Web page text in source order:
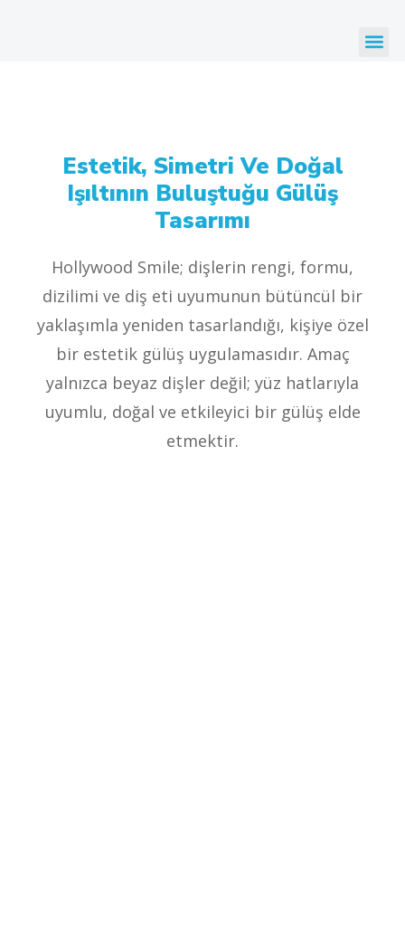
Estetik, Simetri Ve Doğal
Işıltının Buluştuğu Gülüş
Tasarımı
Hollywood Smile; dişlerin rengi, formu,
dizilimi ve diş eti uyumunun bütüncül bir
yaklaşımla yeniden tasarlandığı, kişiye özel
bir estetik gülüş uygulamasıdır. Amaç
yalnızca beyaz dişler değil; yüz hatlarıyla
uyumlu, doğal ve etkileyici bir gülüş elde
etmektir.